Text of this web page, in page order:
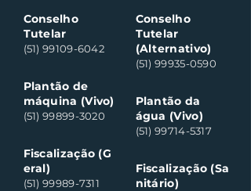
Conselho
Tutelar
(51) 99109-6042
Plantão de
máquina (Vivo)
(51) 99899-3020
Fiscalização (G
eral)
(51) 99989-7311
Conselho
Tutelar
(Alternativo)
(51) 99935-0590
Plantão da
água (Vivo)
(51) 99714-5317
Fiscalização (Sa
nitário)